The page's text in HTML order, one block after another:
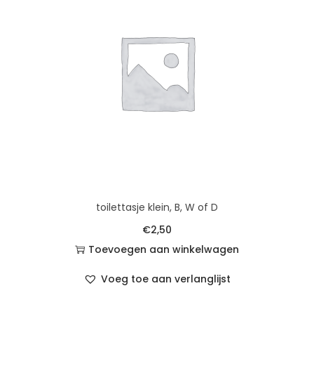
toilettasje klein, B, W of D
€2,50
Toevoegen aan winkelwagen
Voeg toe aan verlanglijst